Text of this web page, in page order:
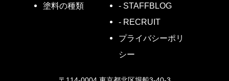
塗料の種類
- STAFFBLOG
- RECRUIT
プライバシーポリ
シー